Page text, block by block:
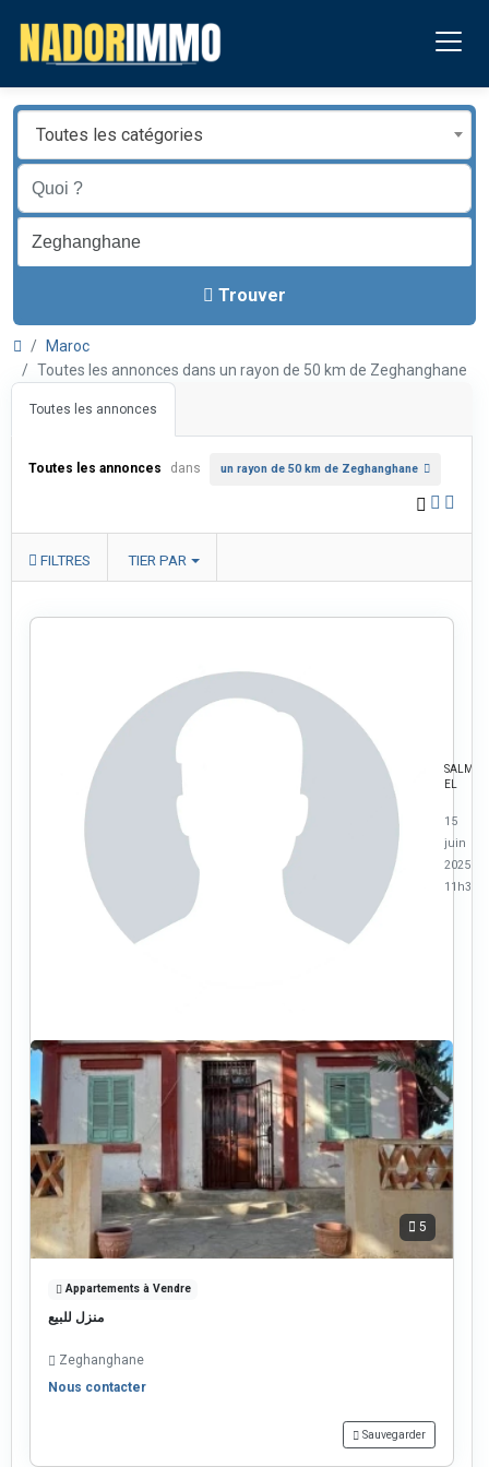
Toutes les catégories
Trouver
Maroc
Toutes les annonces dans un rayon de 50 km de Zeghanghane
Toutes les annonces
Toutes les annonces dans un rayon de 50 km de Zeghanghane
FILTRES TIER PAR
SALMA
EL
15
juin
2025 à
11h38
5
Appartements à Vendre
منزل للبيع
Zeghanghane
Nous contacter
Sauvegarder